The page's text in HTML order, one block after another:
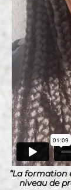
“La formation
niveau de